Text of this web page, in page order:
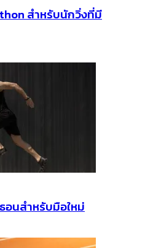
สำหรับนักวิ่งที่มี
อนสำหรับมือใหม่